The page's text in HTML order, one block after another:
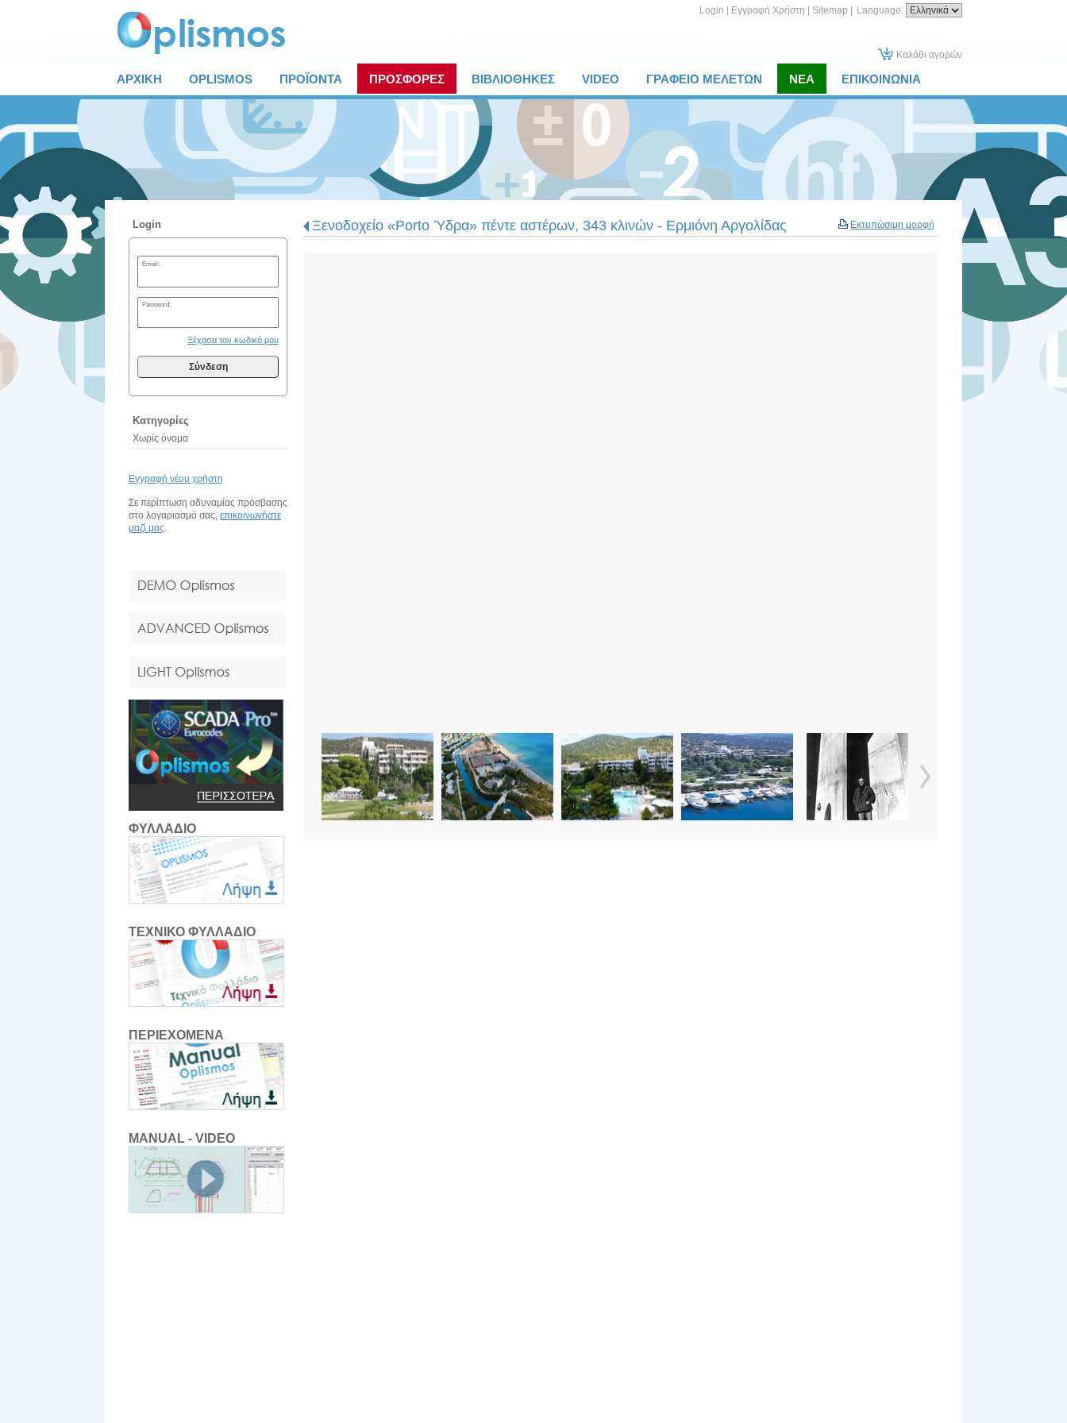
Language:
Login Εγγραφή Χρήστη Sitemap
Καλάθι αγορών
ΑΡΧΙΚΗ OPLISMOS ΠΡΟΪΟΝΤΑ ΠΡΟΣΦΟΡΕΣ ΒΙΒΛΙΟΘΗΚΕΣ VIDEO ΓΡΑΦΕΙΟ ΜΕΛΕΤΩΝ ΝΕΑ ΕΠΙΚΟΙΝΩΝΙΑ
Login
Email:
Password:
Ξέχασα τον κωδικό μου
Σύνδεση
Κατηγορίες
Χωρίς όνομα
Εγγραφή νέου χρήστη
Σε περίπτωση αδυναμίας πρόσβασης
στο λογαριασμό σας, επικοινωνήστε
μαζί μας.
ΦΥΛΛΑΔΙΟ
ΤΕΧΝΙΚΟ ΦΥΛΛΑΔΙΟ
ΠΕΡΙΕΧΟΜΕΝΑ
MANUAL - VIDEO
Εκτυπώσιμη μορφή
Ξενοδοχείο «Porto Ύδρα» πέντε αστέρων, 343 κλινών - Ερμιόνη Αργολίδας